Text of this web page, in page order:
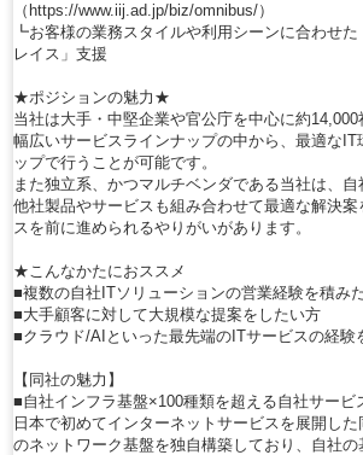
（https://www.iij.ad.jp/biz/omnibus/）
┗お客様の業務スタイルや利用シーンに合わせ
レイス」支援
★ポジションの魅力★
当社は大手・中堅企業や官公庁を中心に約14,000
幅広いサービスラインナップの中から、最適なIT
ップで行うことが可能です。
また独立系、かつマルチベンダである当社は、自
他社製品やサービスも組み合わせて最適な解決
スを前に進められるやりがいがあります。
★こんなかたにおススメ
■複数の自社ITソリューションの営業経験を積み
■大手顧客に対して大規模な提案をしたい方
■クラウド/AIといった最先端のITサービスの経験
【同社の魅力】
■自社インフラ基盤×100種類を超える自社サービ
日本で初めてインターネットサービスを展開し
のネットワーク基盤を独自構築しており、自社